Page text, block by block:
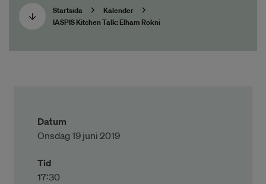
Startsida
Kalender
IASPIS Kitchen Talk: Elham Rokni
Datum
Onsdag 19 juni 2019
Tid
17:30